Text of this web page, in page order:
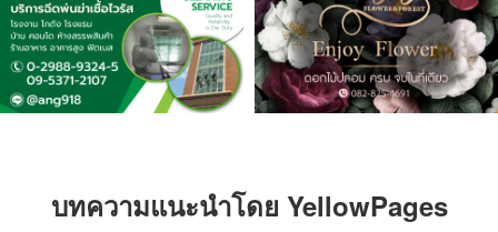
บทความแนะนำโดย YellowPages